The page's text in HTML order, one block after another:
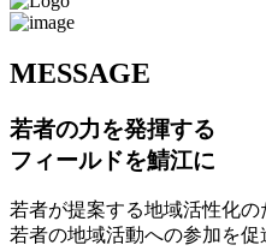
MESSAGE
若者の力を発揮する
フィールドを鯖江に
若者が提案する地域活性化の
若者の地域活動への参加を